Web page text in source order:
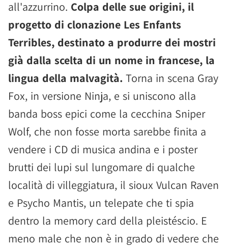
all'azzurrino. Colpa delle sue origini, il
progetto di clonazione Les Enfants
Terribles, destinato a produrre dei mostri
già dalla scelta di un nome in francese, la
lingua della malvagità. Torna in scena Gray
Fox, in versione Ninja, e si uniscono alla
banda boss epici come la cecchina Sniper
Wolf, che non fosse morta sarebbe finita a
vendere i CD di musica andina e i poster
brutti dei lupi sul lungomare di qualche
località di villeggiatura, il sioux Vulcan Raven
e Psycho Mantis, un telepate che ti spia
dentro la memory card della pleistéscio. E
meno male che non è in grado di vedere che